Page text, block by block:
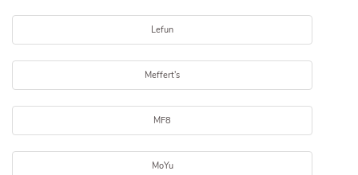
Lefun
Meffert's
MF8
MoYu